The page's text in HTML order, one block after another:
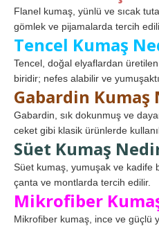
Flanel kumaş, yünlü ve sıcak
gömlek ve pijamalarda tercih
Tencel Kumaş
Tencel, doğal elyaflardan
biridir; nefes alabilir ve
Gabardin Kumaş
Gabardin, sık dokunmuş ve
ceket gibi klasik ürünlerde
Süet Kumaş
Süet kumaş, yumuşak ve kadife
çanta ve montlarda tercih edilir.
Mikrofiber
Mikrofiber kumaş, ince ve güçlü